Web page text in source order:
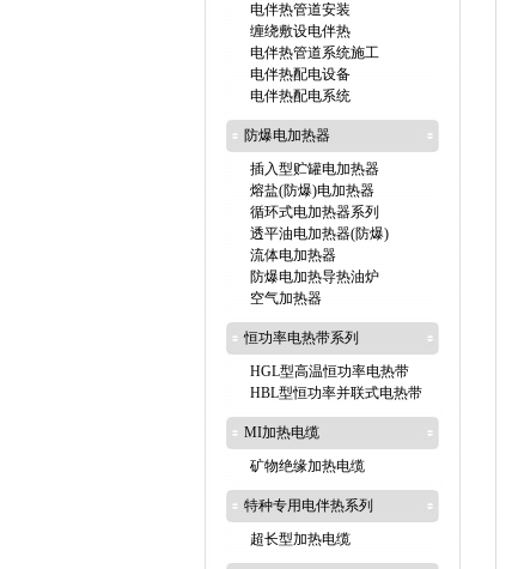
电伴热管道安装
缠绕敷设电伴热
电伴热管道系统施工
电伴热配电设备
电伴热配电系统
防爆电加热器
插入型贮罐电加热器
熔盐(防爆)电加热器
循环式电加热器系列
透平油电加热器(防爆)
流体电加热器
防爆电加热导热油炉
空气加热器
恒功率电热带系列
HGL型高温恒功率电热带
HBL型恒功率并联式电热带
MI加热电缆
矿物绝缘加热电缆
特种专用电伴热系列
超长型加热电缆